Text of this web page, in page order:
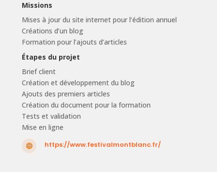
Missions
Mises à jour du site internet pour l’édition annuel
Créations d’un blog
Formation pour l’ajouts d’articles
Étapes du projet
Brief client
Création et développement du blog
Ajouts des premiers articles
Création du document pour la formation
Tests et validation
Mise en ligne
 https://www.festivalmontblanc.fr/